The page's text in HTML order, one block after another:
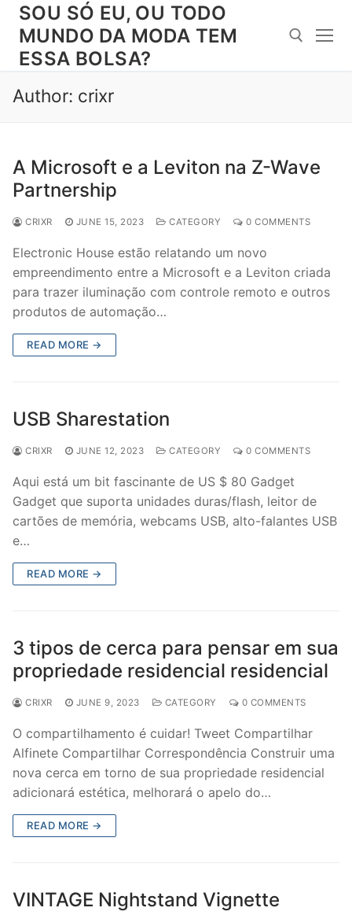
Skip
content
SOU SÓ EU, OU TODO
MUNDO DA MODA TEM
ESSA BOLSA?
Author: crixr
A Microsoft e a Leviton na Z-Wave
Partnership
CRIXR JUNE 15, 2023 CATEGORY 0 COMMENTS
Electronic House estão relatando um novo
empreendimento entre a Microsoft e a Leviton criada
para trazer iluminação com controle remoto e outros
produtos de automação…
READ MORE →
USB Sharestation
CRIXR JUNE 12, 2023 CATEGORY 0 COMMENTS
Aqui está um bit fascinante de US $ 80 Gadget
Gadget que suporta unidades duras/flash, leitor de
cartões de memória, webcams USB, alto-falantes USB
e…
READ MORE →
3 tipos de cerca para pensar em sua
propriedade residencial residencial
CRIXR JUNE 9, 2023 CATEGORY 0 COMMENTS
O compartilhamento é cuidar! Tweet Compartilhar
Alfinete Compartilhar Correspondência Construir uma
nova cerca em torno de sua propriedade residencial
adicionará estética, melhorará o apelo do…
READ MORE →
VINTAGE Nightstand Vignette